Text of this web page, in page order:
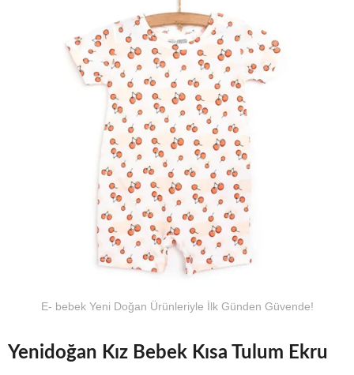
E- bebek Yeni Doğan Ürünleriyle İlk Günden Güvende!
Yenidoğan Kız Bebek Kısa Tulum Ekru